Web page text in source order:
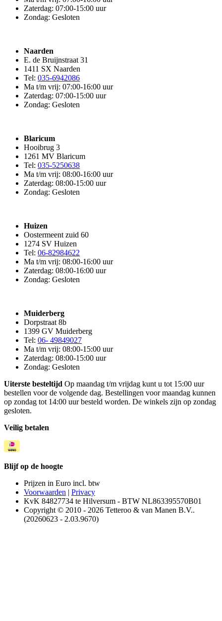
Zaterdag: 07:00-15:00 uur
Zondag: Gesloten
Naarden
E. de Bruijnstraat 31
1411 SX Naarden
Tel: 035-6942086
Ma t/m vrij: 07:00-16:00 uur
Zaterdag: 07:00-15:00 uur
Zondag: Gesloten
Blaricum
Hooibrug 3
1261 MV Blaricum
Tel: 035-5250638
Ma t/m vrij: 08:00-16:00 uur
Zaterdag: 08:00-15:00 uur
Zondag: Gesloten
Huizen
Oostermeent zuid 60
1274 SV Huizen
Tel: 06-82984622
Ma t/m vrij: 08:00-16:00 uur
Zaterdag: 08:00-16:00 uur
Zondag: Gesloten
Muiderberg
Dorpstraat 8b
1399 GV Muiderberg
Tel: 06- 49849027
Ma t/m vrij: 08:00-15:00 uur
Zaterdag: 08:00-15:00 uur
Zondag: Gesloten
Uiterste besteltijd Op maandag t/m vrijdag kunt u tot 15:00 uur
bestellen voor de volgende dag. Bestellingen voor maandag kunnen
op zondag tot 14:00 uur besteld worden. De winkels zijn op zondag
gesloten.
Veilig betalen
Blijf op de hoogte
Prijzen in Euro incl. btw
Voorwaarden | Privacy
KvK 84827734 te Hilversum - BTW NL863395570B01
Copyright © 2010 - 2026 Tetteroo & van Manen B.V..
(20260623 - 2.03.9670)